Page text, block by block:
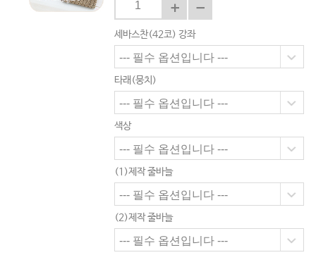
세바스찬(42코) 강좌
타래(뭉치)
색상
(1)제작 줄바늘
(2)제작 줄바늘